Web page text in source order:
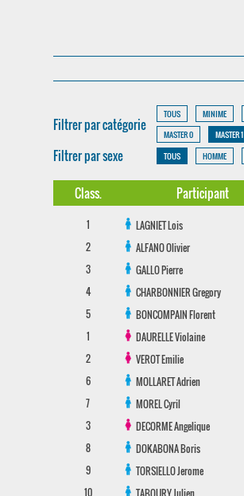
Filtrer par catégorie
TOUS MINIME
MASTER 0
MASTER 1
Filtrer par sexe TOUS HOMME
Class. Participant
1 LAGNIETLois
2
ALFANOOlivier
3
GALLOPierre
4
CHARBONNIERGregory
5
BONCOMPAINFlorent
1
DAURELLEViolaine
2
VEROTEmilie
6
MOLLARETAdrien
7
MORELCyril
3
DECORMEAngelique
8
DOKABONABoris
9
TORSIELLOJerome
10
TABOURYJulien